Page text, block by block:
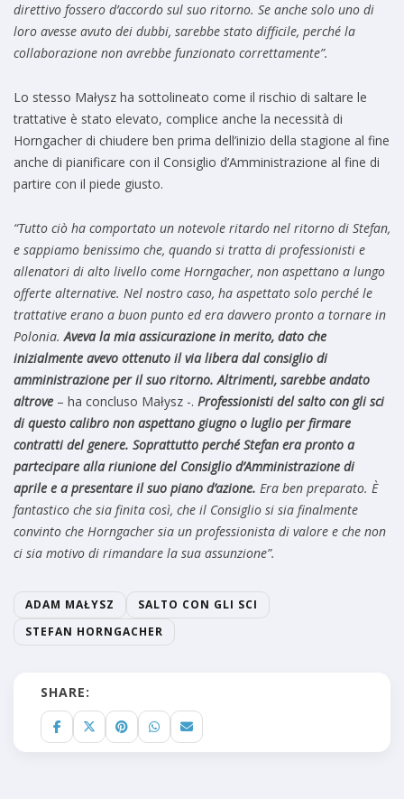
direttivo fossero d’accordo sul suo ritorno. Se anche solo uno di
loro avesse avuto dei dubbi, sarebbe stato difficile, perché la
collaborazione non avrebbe funzionato correttamente”.
Lo stesso Małysz ha sottolineato come il rischio di saltare le
trattative è stato elevato, complice anche la necessità di
Horngacher di chiudere ben prima dell’inizio della stagione al fine
anche di pianificare con il Consiglio d’Amministrazione al fine di
partire con il piede giusto.
“Tutto ciò ha comportato un notevole ritardo nel ritorno di Stefan,
e sappiamo benissimo che, quando si tratta di professionisti e
allenatori di alto livello come Horngacher, non aspettano a lungo
offerte alternative. Nel nostro caso, ha aspettato solo perché le
trattative erano a buon punto ed era davvero pronto a tornare in
Polonia.Aveva la mia assicurazione in merito, dato che
inizialmente avevo ottenuto il via libera dal consiglio di
amministrazione per il suo ritorno. Altrimenti, sarebbe andato
altrove – ha concluso Małysz -. Professionisti del salto con gli sci
di questo calibro non aspettano giugno o luglio per firmare
contratti del genere. Soprattutto perché Stefan era pronto a
partecipare alla riunione del Consiglio d’Amministrazione di
aprile e a presentare il suo piano d’azione. Era ben preparato. È
fantastico che sia finita così, che il Consiglio si sia finalmente
convinto che Horngacher sia un professionista di valore e che non
ci sia motivo di rimandare la sua assunzione”.
ADAM MAŁYSZ
SALTO CON GLI SCI
STEFAN HORNGACHER
SHARE: